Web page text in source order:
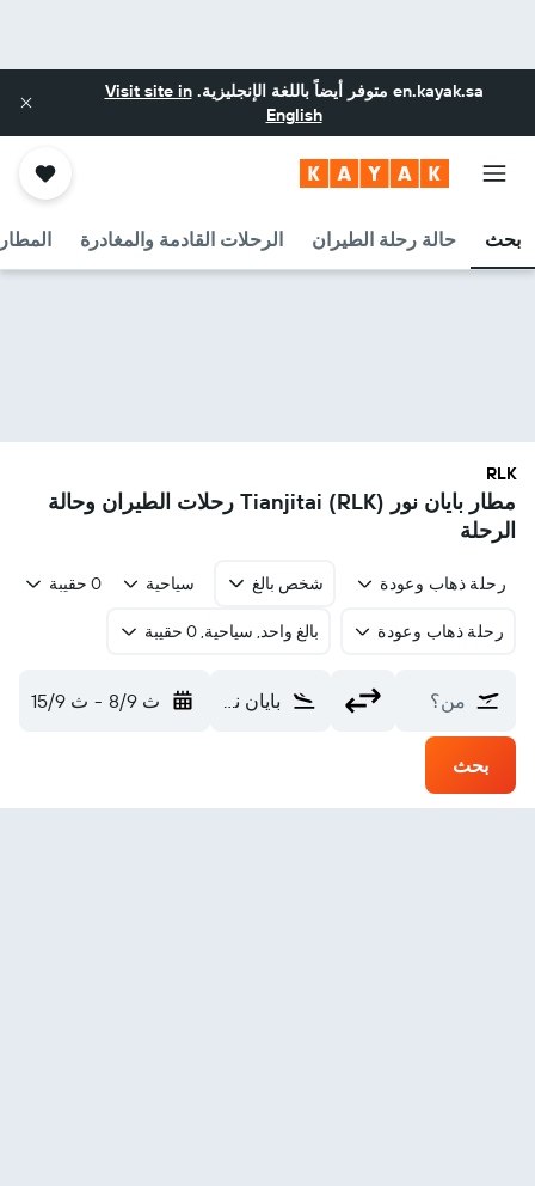
en.kayak.sa متوفر أيضاً باللغة الإنجليزية.Visit site in
English
بحث حالة رحلة الطيران الرحلات القادمة والمغادرة
RLK
مطار بايان نور Tianjitai (RLK) رحلات الطيران وحالة
الرحلة
رحلة ذهاب وعودة شخص بالغ سياحية 0 حقيبة
رحلة ذهاب وعودة بالغ واحد, سياحية, 0 حقيبة
من؟ بايان نور Tianjitai (RLK) ث 8/9 - ث 15/9
بحث